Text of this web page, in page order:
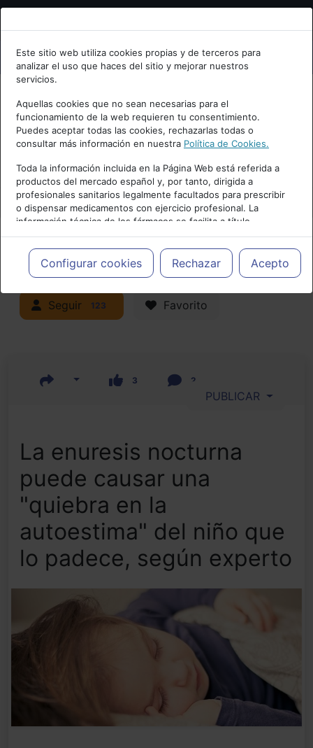
Bienvenid@ a psiquiatria.com
Escribe tu Email
Accede o regístrate con tu email.
Cancelar
Este sitio web utiliza cookies propias y de terceros para
analizar el uso que haces del sitio y mejorar nuestros
servicios.
Aquellas cookies que no sean necesarias para el
funcionamiento de la web requieren tu consentimiento.
Puedes aceptar todas las cookies, rechazarlas todas o
consultar más información en nuestra Política de Cookies.
Toda la información incluida en la Página Web está referida a
productos del mercado español y, por tanto, dirigida a
profesionales sanitarios legalmente facultados para prescribir
o dispensar medicamentos con ejercicio profesional. La
información técnica de los fármacos se facilita a título
meramente informativo, siendo responsabilidad de los
profesionales facultados prescribir medicamentos y decidir, en
cada caso concreto, el tratamiento más adecuado a las
necesidades del paciente.
Configurar cookies Rechazar Acepto
Actualidad y Artículos|Trastornos de
la infancia y adolescencia
Seguir 123 Favorito
3 2
PUBLICAR
La enuresis nocturna
puede causar una
"quiebra en la
autoestima" del niño que
lo padece, según experto